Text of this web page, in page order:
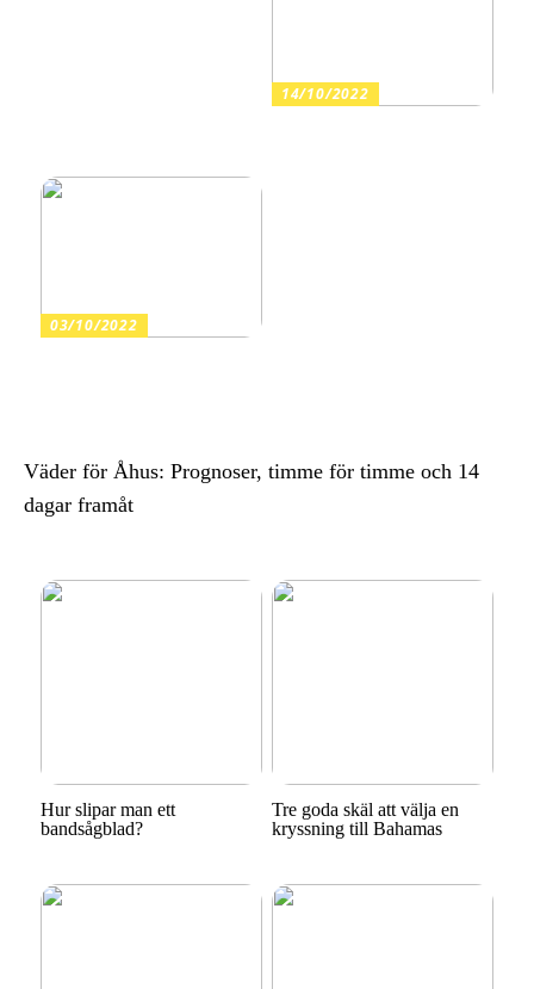
14/10/2022
03/10/2022
Väder för Åhus: Prognoser, timme för timme och 14
dagar framåt
Hur slipar man ett
bandsågblad?
Tre goda skäl att välja en
kryssning till Bahamas